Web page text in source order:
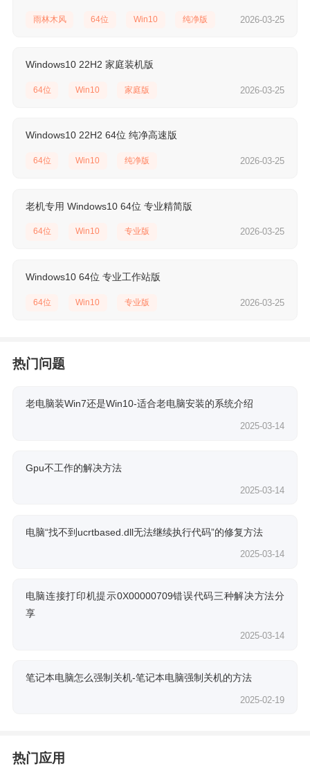
雨林木风 64位 Win10 纯净版 2026-03-25
Windows10 22H2 家庭装机版
64位 Win10 家庭版 2026-03-25
Windows10 22H2 64位 纯净高速版
64位 Win10 纯净版 2026-03-25
老机专用 Windows10 64位 专业精简版
64位 Win10 专业版 2026-03-25
Windows10 64位 专业工作站版
64位 Win10 专业版 2026-03-25
热门问题
老电脑装Win7还是Win10-适合老电脑安装的系统介绍
2025-03-14
Gpu不工作的解决方法
2025-03-14
电脑“找不到ucrtbased.dll无法继续执行代码”的修复方法
2025-03-14
电脑连接打印机提示0X00000709错误代码三种解决方法分
享
2025-03-14
笔记本电脑怎么强制关机-笔记本电脑强制关机的方法
2025-02-19
热门应用